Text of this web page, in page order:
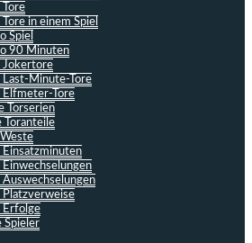
Tore
in einem Spiel
Spiel
90 Minuten
Jokertore
Last-Minute-Tore
Elfmeter-Tore
Torserien
Toranteile
Einsatzminuten
Einwechselungen
Auswechselungen
Platzverweise
Erfolge
Spieler